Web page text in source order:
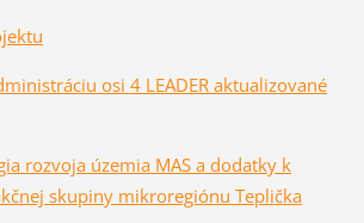
osi 4 LEADER aktualizované
rozvoja územia MAS a dodatky k
skupiny mikroregiónu Teplička